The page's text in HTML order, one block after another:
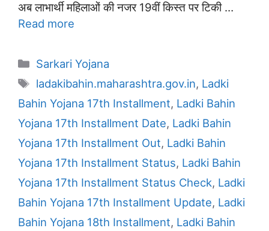
अब लाभार्थी महिलाओं की नजर 19वीं किस्त पर टिकी …
Read more
Categories
Sarkari Yojana
Tags
ladakibahin.maharashtra.gov.in, Ladki
Bahin Yojana 17th Installment, Ladki Bahin
Yojana 17th Installment Date, Ladki Bahin
Yojana 17th Installment Out, Ladki Bahin
Yojana 17th Installment Status, Ladki Bahin
Yojana 17th Installment Status Check, Ladki
Bahin Yojana 17th Installment Update, Ladki
Bahin Yojana 18th Installment, Ladki Bahin